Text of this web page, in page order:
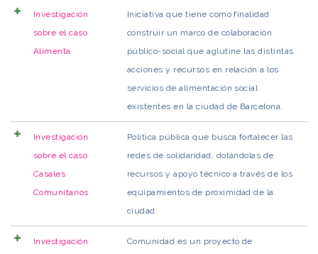
Investigación
sobre el caso
Alimenta
Iniciativa que tiene como finalidad
construir un marco de colaboración
público-social que aglutine las distintas
acciones y recursos en relación a los
servicios de alimentación social
existentes en la ciudad de Barcelona.
Investigación
sobre el caso
Casales
Comunitarios
Política pública que busca fortalecer las
redes de solidaridad, dotándolas de
recursos y apoyo técnico a través de los
equipamientos de proximidad de la
ciudad.
Investigación
Comunidad es un proyecto de